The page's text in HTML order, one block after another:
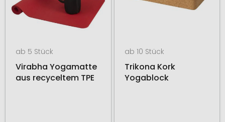
ab 5 Stück
Virabha Yogamatte
aus recyceltem TPE
ab 10 Stück
Trikona Kork
Yogablock